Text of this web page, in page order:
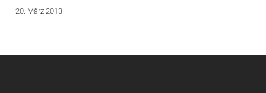
20. März 2013